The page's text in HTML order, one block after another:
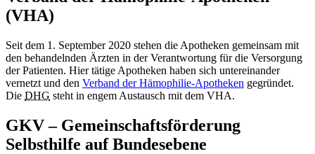
(VHA)
Seit dem 1. September 2020 stehen die Apotheken gemeinsam mit
den behandelnden Ärzten in der Verantwortung für die Versorgung
der Patienten. Hier tätige Apotheken haben sich untereinander
vernetzt und den Verband der Hämophilie-Apotheken gegründet.
Die DHG steht in engem Austausch mit dem VHA.
GKV – Gemeinschaftsförderung
Selbsthilfe auf Bundesebene